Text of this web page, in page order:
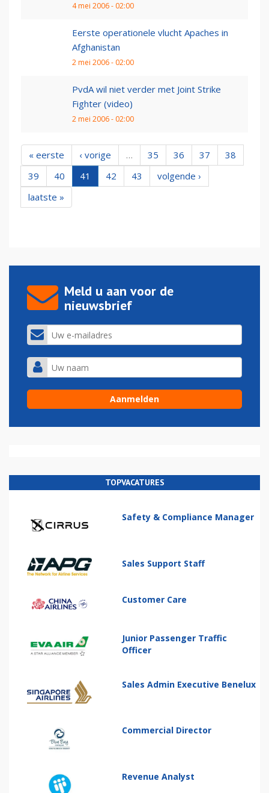
4 mei 2006 - 02:00
Eerste operationele vlucht Apaches in
Afghanistan
2 mei 2006 - 02:00
PvdA wil niet verder met Joint Strike
Fighter (video)
2 mei 2006 - 02:00
« eerste ‹ vorige … 35 36 37
38
39
40 41 42 43
volgende ›
laatste »
Meld u aan voor de
nieuwsbrief
TOPVACATURES
Safety & Compliance Manager
Sales Support Staff
Customer Care
Junior Passenger Traffic
Officer
Sales Admin Executive Benelux
Commercial Director
Revenue Analyst